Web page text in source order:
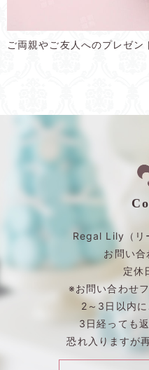
ご両親やご友人へのプレゼン
Regal Lily（リ
お問い合
定休
※お問い合わせ
2～3日以内に
3日経っても
恐れ入りますが